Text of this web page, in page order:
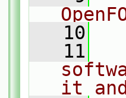
   10
   11
it